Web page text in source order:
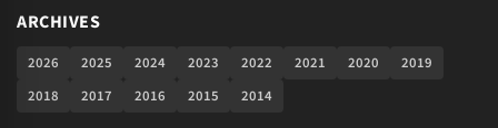
ARCHIVES
2026 2025 2024 2023 2022 2021 2020
2019
2018
2017 2016 2015 2014